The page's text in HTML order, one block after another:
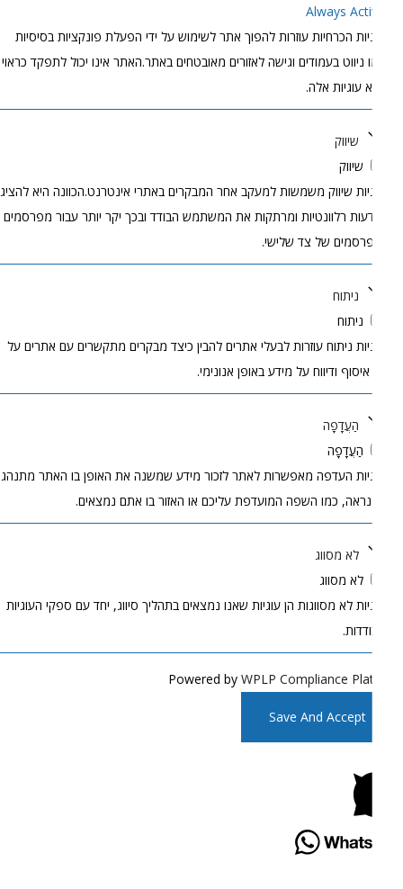
Always
הכרחיות עוזרות להפוך אתר לשימוש על ידי הפעלת פונקציות בסיסיות
ניווט בעמודים וגישה לאזורים מאובטחים באתר.האתר אינו יכול לתפקד כראוי
עוגיות אלה.
שיווק
שיווק
שיווק משמשות למעקב אחר המבקרים באתרי אינטרנט.הכוונה היא להציג
רלוונטיות ומרתקות את המשתמש הבודד ובכך יקר יותר עבור מפרסמים
של צד שלישי.
ניתוח
ניתוח
ניתוח עוזרות לבעלי אתרים להבין כיצד מבקרים מתקשרים עם אתרים על
איסוף ודיווח על מידע באופן אנונימי.
הַעֲדָפָה
הַעֲדָפָה
העדפה מאפשרות לאתר לזכור מידע שמשנה את האופן בו האתר מתנהג
נראה, כמו השפה המועדפת עליכם או האזור בו אתם נמצאים.
לא מסווג
לא מסווג
לא מסווגות הן עוגיות שאנו נמצאים בתהליך סיווג, יחד עם ספקי העוגיות
Powered byWPLP Compliance
Save And Accept